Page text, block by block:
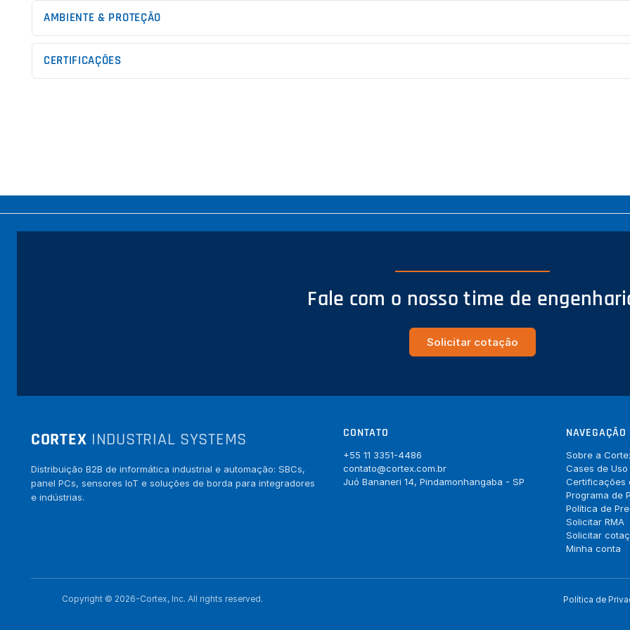
AMBIENTE & PROTEÇÃO
CERTIFICAÇÕES
Fale com o nosso time de
Solicitar cotação
CORTEX INDUSTRIAL SYSTEMS
Distribuição B2B de informática industrial e automação: SBCs,
panel PCs, sensores IoT e soluções de borda para integradores
e indústrias.
CONTATO
+55 11 3351-4486
contato@cortex.com.br
Juó Bananeri 14, Pindamonhangaba - SP
NAVEGAÇÃO
Sobre a
Cases de Uso
Certificações
Programa de
Política de
Solicitar RMA
Solicitar
Minha conta
Copyright © 2026-Cortex, Inc. All rights reserved. Política de